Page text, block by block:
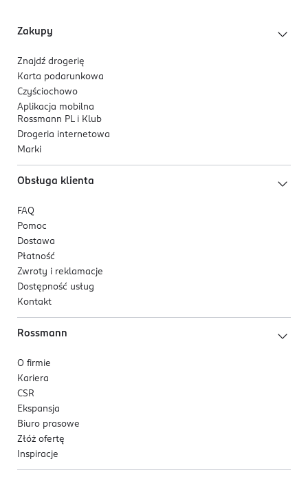
Zakupy
Znajdź drogerię
Karta podarunkowa
Czyściochowo
Aplikacja mobilna
Rossmann PL i Klub
Drogeria internetowa
Marki
Obsługa klienta
FAQ
Pomoc
Dostawa
Płatność
Zwroty i reklamacje
Dostępność usług
Kontakt
Rossmann
O firmie
Kariera
CSR
Ekspansja
Biuro prasowe
Złóż ofertę
Inspiracje